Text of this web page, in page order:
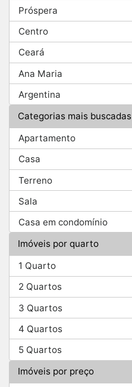
Próspera
Centro
Ceará
Ana Maria
Argentina
Categorias mais buscadas
Apartamento
Casa
Terreno
Sala
Casa em condomínio
Imóveis por quarto
1 Quarto
2 Quartos
3 Quartos
4 Quartos
5 Quartos
Imóveis por preço